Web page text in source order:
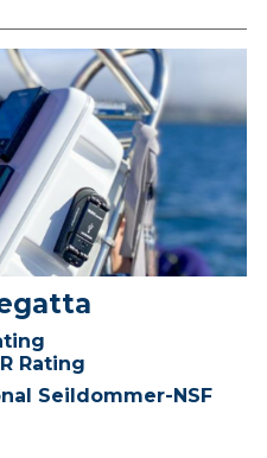
Rating
Seildommer-NSF